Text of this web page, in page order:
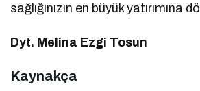
sağlığınızın en büyük yatırımına
Dyt. Melina Ezgi Tosun
Kaynakça